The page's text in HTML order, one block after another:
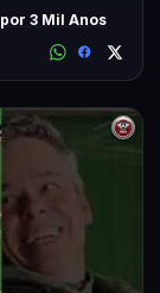
3 Mil Anos